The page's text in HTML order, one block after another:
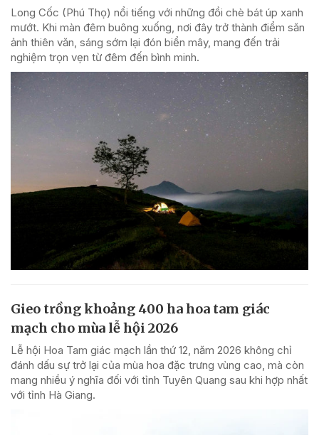
Long Cốc (Phú Thọ) nổi tiếng với những đồi chè bát úp xanh
mướt. Khi màn đêm buông xuống, nơi đây trở thành điểm săn
ảnh thiên văn, sáng sớm lại đón biển mây, mang đến trải
nghiệm trọn vẹn từ đêm đến bình minh.
Gieo trồng khoảng 400 ha hoa tam giác
mạch cho mùa lễ hội 2026
Lễ hội Hoa Tam giác mạch lần thứ 12, năm 2026 không chỉ
đánh dấu sự trở lại của mùa hoa đặc trưng vùng cao, mà còn
mang nhiều ý nghĩa đối với tỉnh Tuyên Quang sau khi hợp nhất
với tỉnh Hà Giang.